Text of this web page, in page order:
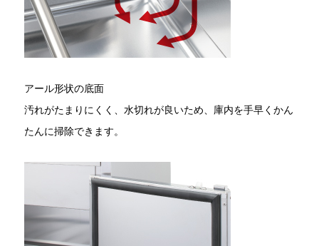
アール形状の底面
汚れがたまりにくく、水切れが良いため、庫内を手早くかん
たんに掃除できます。